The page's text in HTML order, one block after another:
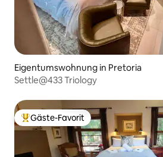
Eigentumswohnung in Pretoria
Settle@433 Triology
Beliebter Gäste-Favorit.
Gäste-Favorit